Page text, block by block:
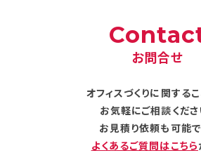
お問合せ
オフィスづくりに関する
お気軽にご相談くださ
お見積り依頼も可能で
よくあるご質問はこちら